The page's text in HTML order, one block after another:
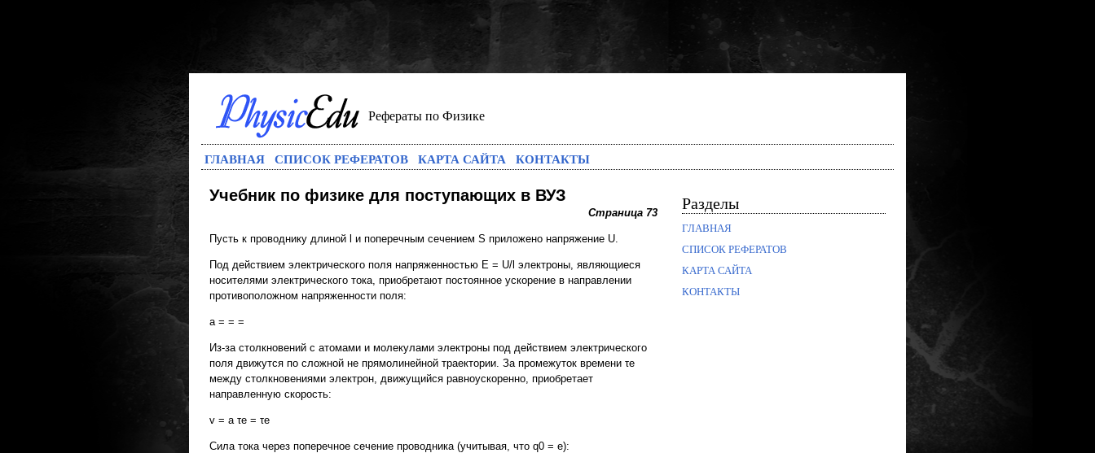
Рефераты по Физике
ГЛАВНАЯ СПИСОК РЕФЕРАТОВ КАРТА САЙТА КОНТАКТЫ
Учебник по физике для поступающих в ВУЗ
Страница 73
Пусть к проводнику длиной l и поперечным сечением S приложено напряжение U.
Под действием электрического поля напряженностью E = U/l электроны, являющиеся
носителями электрического тока, приобретают постоянное ускорение в направлении
противоположном напряженности поля:
a = = =
Из-за столкновений с атомами и молекулами электроны под действием электрического
поля движутся по сложной не прямолинейной траектории. За промежуток времени τе
между столкновениями электрон, движущийся равноускоренно, приобретает
направленную скорость:
v = a τе = τе
Сила тока через поперечное сечение проводника (учитывая, что q0 = e):
Разделы
ГЛАВНАЯ
СПИСОК РЕФЕРАТОВ
КАРТА САЙТА
КОНТАКТЫ